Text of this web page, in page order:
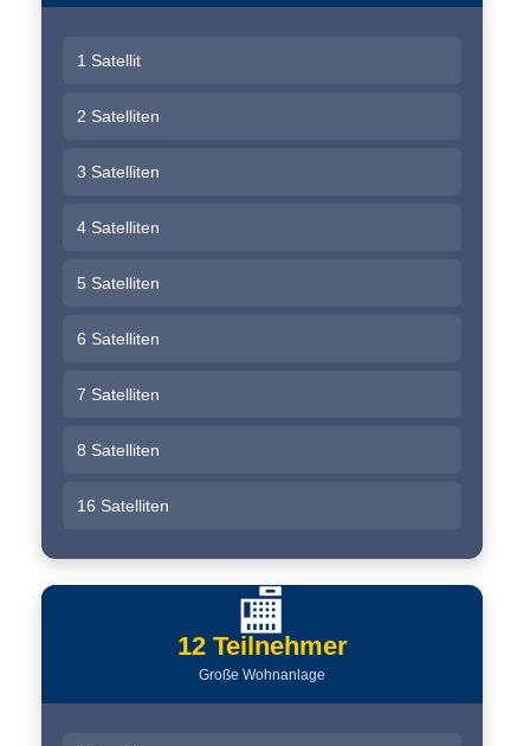
1 Satellit
2 Satelliten
3 Satelliten
4 Satelliten
5 Satelliten
6 Satelliten
7 Satelliten
8 Satelliten
16 Satelliten
🏬
12 Teilnehmer
Große Wohnanlage